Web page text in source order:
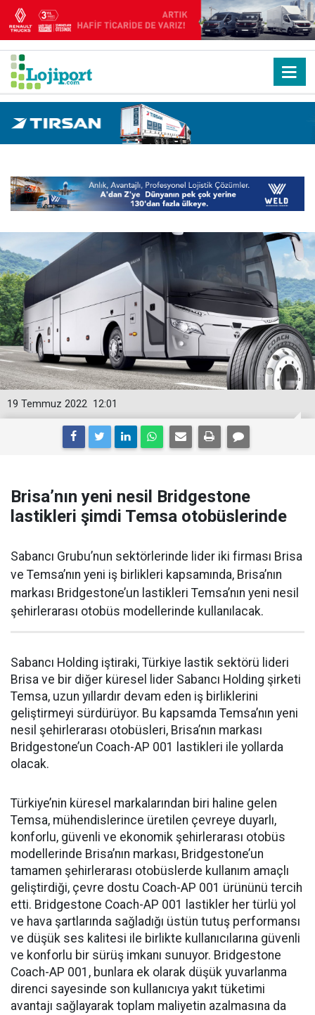
12:01
19 Temmuz 2022
Brisa’nın yeni nesil Bridgestone
lastikleri şimdi Temsa otobüslerinde
Sabancı Grubu’nun sektörlerinde lider iki firması Brisa
ve Temsa’nın yeni iş birlikleri kapsamında, Brisa’nın
markası Bridgestone’un lastikleri Temsa’nın yeni nesil
şehirlerarası otobüs modellerinde kullanılacak.
Sabancı Holding iştiraki, Türkiye lastik sektörü lideri
Brisa ve bir diğer küresel lider Sabancı Holding şirketi
Temsa, uzun yıllardır devam eden iş birliklerini
geliştirmeyi sürdürüyor. Bu kapsamda Temsa’nın yeni
nesil şehirlerarası otobüsleri, Brisa’nın markası
Bridgestone’un Coach-AP 001 lastikleri ile yollarda
olacak.
Türkiye’nin küresel markalarından biri haline gelen
Temsa, mühendislerince üretilen çevreye duyarlı,
konforlu, güvenli ve ekonomik şehirlerarası otobüs
modellerinde Brisa’nın markası, Bridgestone’un
tamamen şehirlerarası otobüslerde kullanım amaçlı
geliştirdiği, çevre dostu Coach-AP 001 ürününü tercih
etti. Bridgestone Coach-AP 001 lastikler her türlü yol
ve hava şartlarında sağladığı üstün tutuş performansı
ve düşük ses kalitesi ile birlikte kullanıcılarına güvenli
ve konforlu bir sürüş imkanı sunuyor. Bridgestone
Coach-AP 001, bunlara ek olarak düşük yuvarlanma
direnci sayesinde son kullanıcıya yakıt tüketimi
avantajı sağlayarak toplam maliyetin azalmasına da